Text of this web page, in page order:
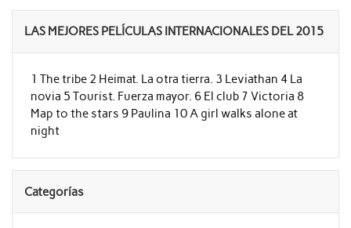
LAS MEJORES PELÍCULAS INTERNACIONALES DEL 2015
1 The tribe 2 Heimat. La otra tierra. 3 Leviathan 4 La
novia 5 Tourist. Fuerza mayor. 6 El club 7 Victoria 8
Map to the stars 9 Paulina 10 A girl walks alone at
night
Categorías